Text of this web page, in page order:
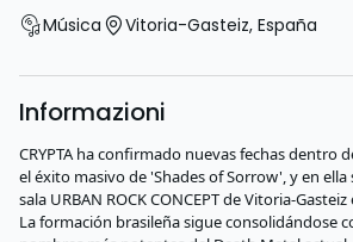
Música Vitoria-Gasteiz, España
Informazioni
CRYPTA ha confirmado nuevas fechas dentro
el éxito masivo de 'Shades of Sorrow', y en
sala URBAN ROCK CONCEPT de Vitoria-
La formación brasileña sigue consolidándose